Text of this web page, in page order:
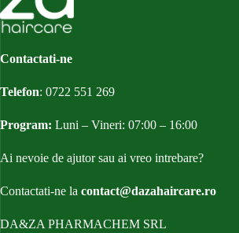
Contactati-ne
Telefon: 0722 551 269
Program: Luni – Vineri: 07:00 – 16:00
Ai nevoie de ajutor sau ai vreo intrebare?
Contactati-ne la contact@dazahaircare.ro
DA&ZA PHARMACHEM SRL